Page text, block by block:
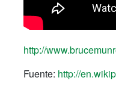
http://
Fuente: http://